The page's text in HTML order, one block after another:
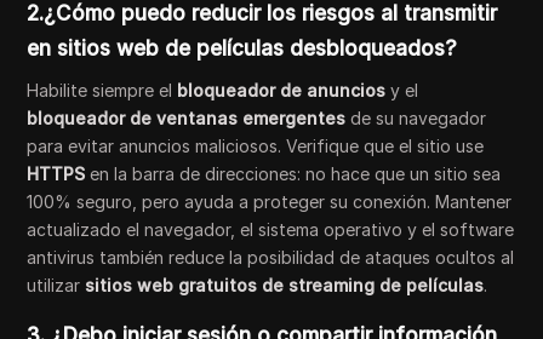
2.¿Cómo puedo reducir los riesgos al transmitir
en sitios web de películas desbloqueados?
Habilite siempre el bloqueador de anuncios y el
bloqueador de ventanas emergentes de su navegador
para evitar anuncios maliciosos. Verifique que el sitio use
HTTPS en la barra de direcciones: no hace que un sitio sea
100% seguro, pero ayuda a proteger su conexión. Mantener
actualizado el navegador, el sistema operativo y el software
antivirus también reduce la posibilidad de ataques ocultos al
utilizar sitios web gratuitos de streaming de películas.